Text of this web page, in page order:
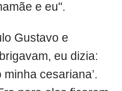
e eu".
Gustavo e
eu dizia:
minha cesariana’.